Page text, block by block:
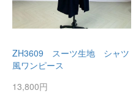
ZH3609 スーツ生地 シャツ
風ワンピース
13,800円